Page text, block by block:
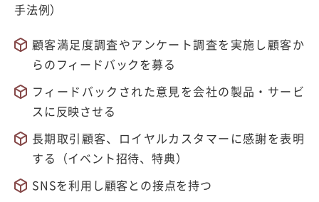
手法例）
顧客満足度調査やアンケート調査を実施し顧客か
らのフィードバックを募る
フィードバックされた意見を会社の製品・サービ
スに反映させる
長期取引顧客、ロイヤルカスタマーに感謝を表明
する（イベント招待、特典）
SNSを利用し顧客との接点を持つ